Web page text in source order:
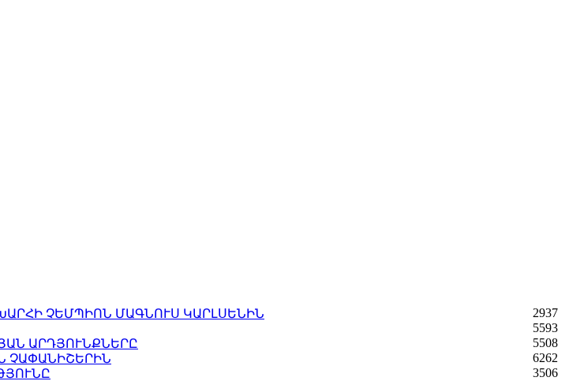
ՉԵՄՊԻՈՆ ՄԱԳՆՈՒՍ ԿԱՐԼՍԵՆԻՆ
2937
5593
ԱՐԴՅՈՒՆՔՆԵՐԸ
5508
ՉԱՓԱՆԻՇԵՐԻՆ
6262
3506